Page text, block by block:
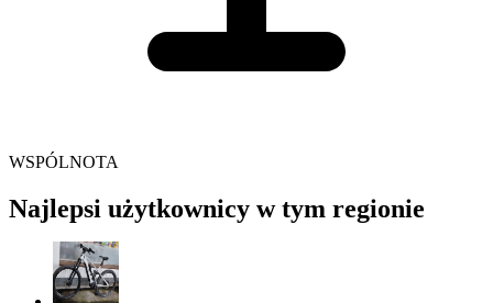
WSPÓLNOTA
Najlepsi użytkownicy w tym regionie